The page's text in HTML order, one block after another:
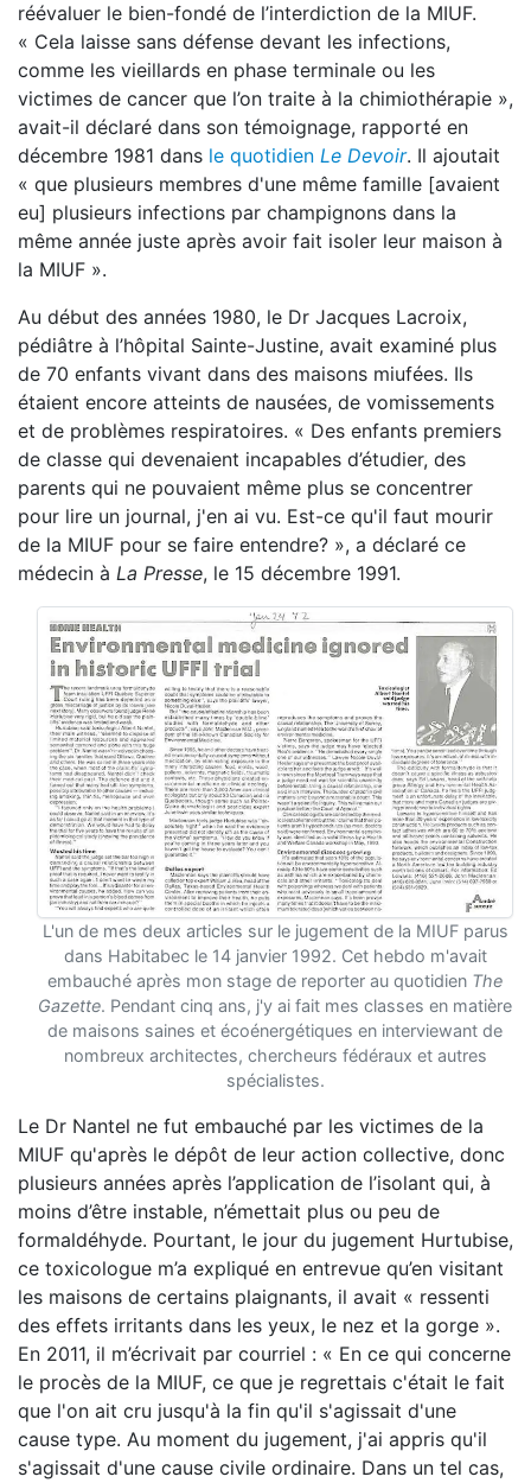
réévaluer le bien-fondé de l’interdiction de la MIUF.
« Cela laisse sans défense devant les infections,
comme les vieillards en phase terminale ou les
victimes de cancer que l’on traite à la chimiothérapie »,
avait-il déclaré dans son témoignage, rapporté en
décembre 1981 dans le quotidien Le Devoir. Il ajoutait
« que plusieurs membres d'une même famille [avaient
eu] plusieurs infections par champignons dans la
même année juste après avoir fait isoler leur maison à
la MIUF ».
Au début des années 1980, le Dr Jacques Lacroix,
pédiâtre à l’hôpital Sainte-Justine, avait examiné plus
de 70 enfants vivant dans des maisons miufées. Ils
étaient encore atteints de nausées, de vomissements
et de problèmes respiratoires. « Des enfants premiers
de classe qui devenaient incapables d’étudier, des
parents qui ne pouvaient même plus se concentrer
pour lire un journal, j'en ai vu. Est-ce qu'il faut mourir
de la MIUF pour se faire entendre? », a déclaré ce
médecin à La Presse, le 15 décembre 1991.
L'un de mes deux articles sur le jugement de la MIUF parus
dans Habitabec le 14 janvier 1992. Cet hebdo m'avait
embauché après mon stage de reporter au quotidien The
Gazette. Pendant cinq ans, j'y ai fait mes classes en matière
de maisons saines et écoénergétiques en interviewant de
nombreux architectes, chercheurs fédéraux et autres
spécialistes.
Le Dr Nantel ne fut embauché par les victimes de la
MIUF qu'après le dépôt de leur action collective, donc
plusieurs années après l’application de l’isolant qui, à
moins d’être instable, n’émettait plus ou peu de
formaldéhyde. Pourtant, le jour du jugement Hurtubise,
ce toxicologue m’a expliqué en entrevue qu’en visitant
les maisons de certains plaignants, il avait « ressenti
des effets irritants dans les yeux, le nez et la gorge ».
En 2011, il m’écrivait par courriel : « En ce qui concerne
le procès de la MIUF, ce que je regrettais c'était le fait
que l'on ait cru jusqu'à la fin qu'il s'agissait d'une
cause type. Au moment du jugement, j'ai appris qu'il
s'agissait d'une cause civile ordinaire. Dans un tel cas,